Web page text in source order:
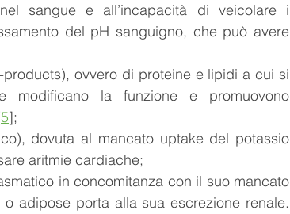
sangue e all’incapacità di veicolare i
del pH sanguigno, che può avere
ovvero di proteine e lipidi a cui si
la funzione e promuovono
5];
dovuta al mancato uptake del potassio
aritmie cardiache;
in concomitanza con il suo mancato
adipose porta alla sua escrezione renale.